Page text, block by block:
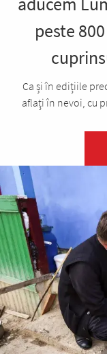
peste
Ca și în edițiile
aflați în nevoi, cu